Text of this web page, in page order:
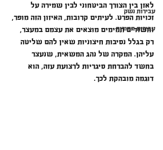
עבירות נשק
עבירות חמורות
לאזן בין הצורך הביטחוני לבין שמירה על
זכויות הפרט. לעיתים קרובות, האיזון הזה מופר,
וחשודים תמימים מוצאים את עצמם במעצר,
רק בגלל נסיבות חיצוניות שאין להם שליטה
עליהן. המקרה של נהג המשאית, שנעצר
בחשד להברחת סיגריות לרצועת עזה, הוא
דוגמה מובהקת לכך.